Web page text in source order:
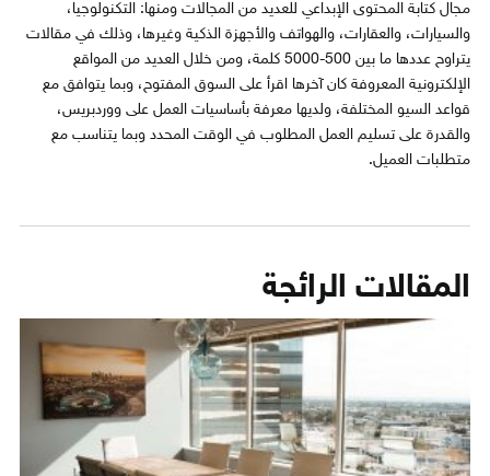
مجال كتابة المحتوى الإبداعي للعديد من المجالات ومنها: التكنولوجيا،
والسيارات، والعقارات، والهواتف والأجهزة الذكية وغيرها، وذلك في مقالات
يتراوح عددها ما بين 500-5000 كلمة، ومن خلال العديد من المواقع
الإلكترونية المعروفة كان آخرها اقرأ على السوق المفتوح، وبما يتوافق مع
قواعد السيو المختلفة، ولديها معرفة بأساسيات العمل على ووردبريس،
والقدرة على تسليم العمل المطلوب في الوقت المحدد وبما يتناسب مع
متطلبات العميل.
المقالات الرائجة